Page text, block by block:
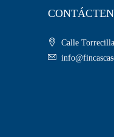
Calle